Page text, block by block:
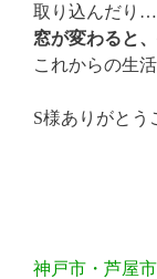
取り込んだり…
窓が変わると
これからの生
S様ありがとう
神戸市・芦屋